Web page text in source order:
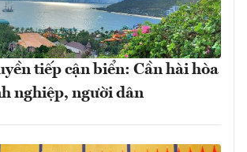
tiếp cận biển: Cần hài hòa
nghiệp, người dân